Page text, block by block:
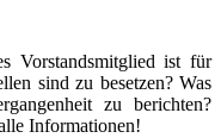
Vorstandsmitglied ist für
sind zu besetzen? Was
zu berichten?
Informationen!